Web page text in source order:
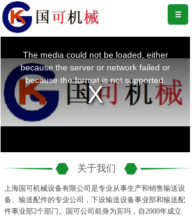
关于我们
上海国可机械设备有限公司是专业从事生产和销售输送设
备、输送配件的专业公司，下设输送设备事业部和输送配
件事业部2个部门。国可公司前身为宾玛，自2000年成立